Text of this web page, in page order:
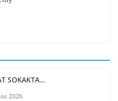
SOKAKTA…
2026